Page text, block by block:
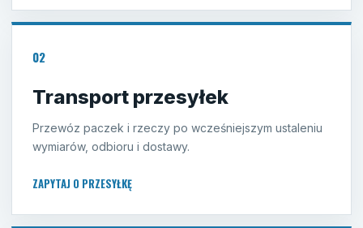
02
Transport przesyłek
Przewóz paczek i rzeczy po wcześniejszym ustaleniu
wymiarów, odbioru i dostawy.
ZAPYTAJ O PRZESYŁKĘ